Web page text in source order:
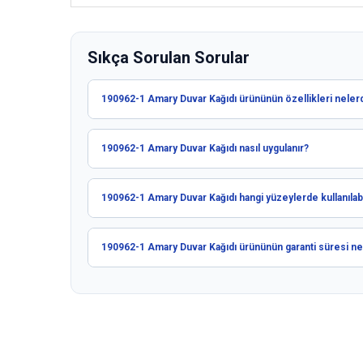
Sıkça Sorulan Sorular
190962-1 Amary Duvar Kağıdı ürününün özellikleri
190962-1 Amary Duvar Kağıdı nasıl uygulanır?
190962-1 Amary Duvar Kağıdı hangi yüzeylerde
190962-1 Amary Duvar Kağıdı ürününün garanti süresi